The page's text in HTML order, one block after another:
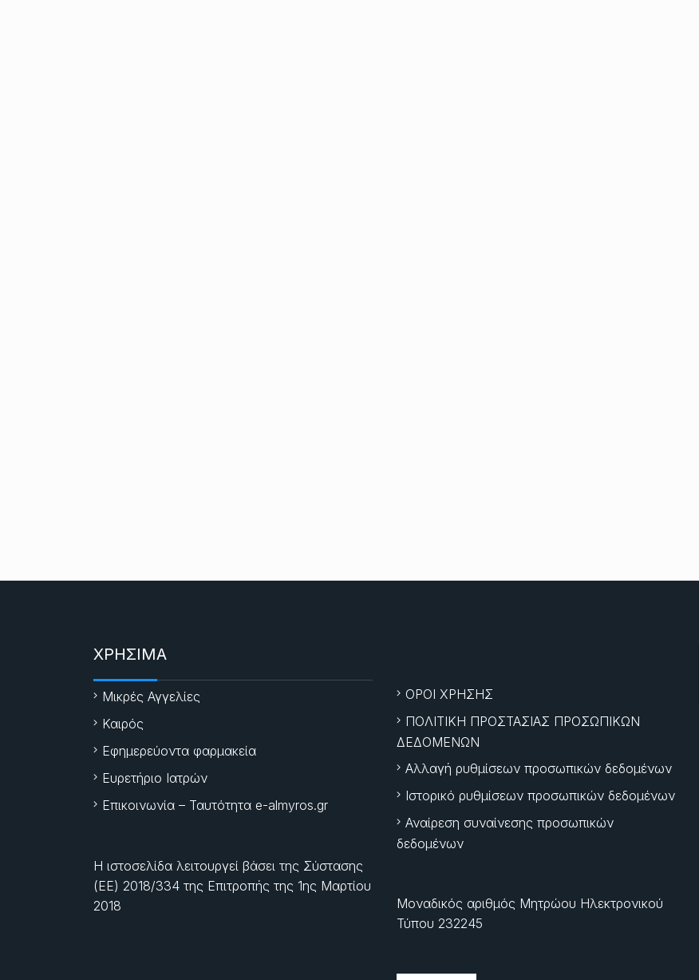
ΧΡΗΣΙΜΑ
Μικρές Αγγελίες
Καιρός
Εφημερεύοντα φαρμακεία
Ευρετήριο Ιατρών
Επικοινωνία – Ταυτότητα e-almyros.gr
Η ιστοσελίδα λειτουργεί βάσει της Σύστασης
(ΕΕ) 2018/334 της Επιτροπής της 1ης Μαρτίου
2018
ΟΡΟΙ ΧΡΗΣΗΣ
ΠΟΛΙΤΙΚΗ ΠΡΟΣΤΑΣΙΑΣ ΠΡΟΣΩΠΙΚΩΝ
ΔΕΔΟΜΕΝΩΝ
Αλλαγή ρυθμίσεων προσωπικών δεδομένων
Ιστορικό ρυθμίσεων προσωπικών δεδομένων
Αναίρεση συναίνεσης προσωπικών
δεδομένων
Μοναδικός αριθμός Μητρώου Ηλεκτρονικού
Τύπου 232245